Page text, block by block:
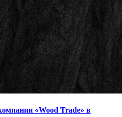
«Wood Trade» в